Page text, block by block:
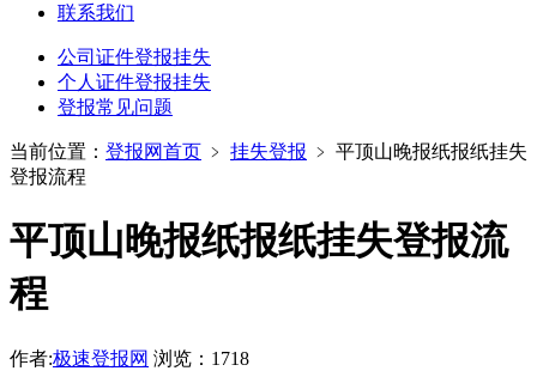
联系我们
公司证件登报挂失
个人证件登报挂失
登报常见问题
当前位置： 登报网首页 ﹥ 挂失登报 ﹥ 平顶山晚报纸报纸挂失
登报流程
平顶山晚报纸报纸挂失登报流
程
作者:极速登报网 浏览：1718